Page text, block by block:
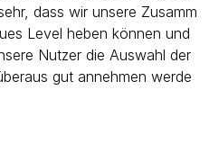
dass wir unsere Zusamm
Level heben können und
Nutzer die Auswahl der
gut annehmen werde